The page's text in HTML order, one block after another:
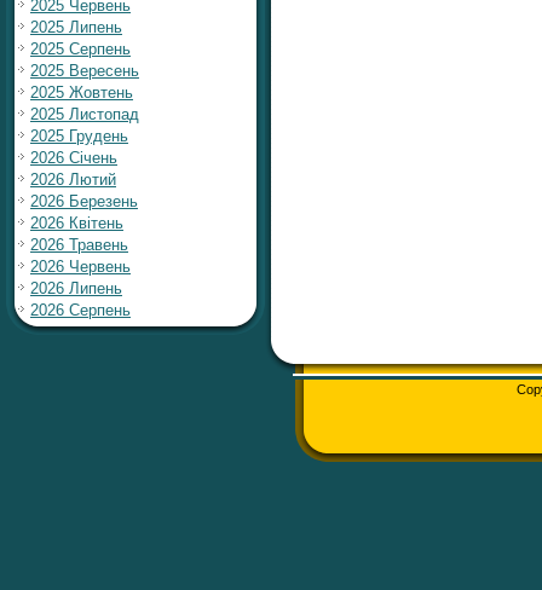
2025 Червень
2025 Липень
2025 Серпень
2025 Вересень
2025 Жовтень
2025 Листопад
2025 Грудень
2026 Січень
2026 Лютий
2026 Березень
2026 Квітень
2026 Травень
2026 Червень
2026 Липень
2026 Серпень